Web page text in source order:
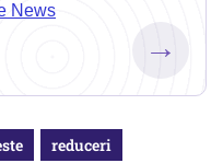
News
→
reduceri